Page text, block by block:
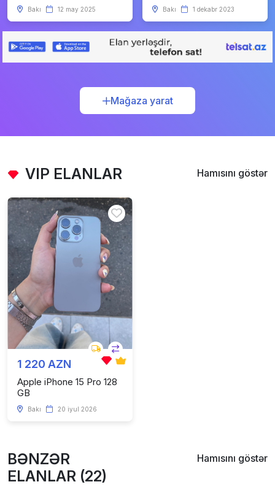
Bakı 12 may 2025 Bakı 1 dekabr 2023
Mağaza yarat
VIP ELANLAR Hamısını göstər
1 220 AZN
Apple iPhone 15 Pro 128
GB
Bakı 20 iyul 2026
BƏNZƏR
ELANLAR (22)
Hamısını göstər